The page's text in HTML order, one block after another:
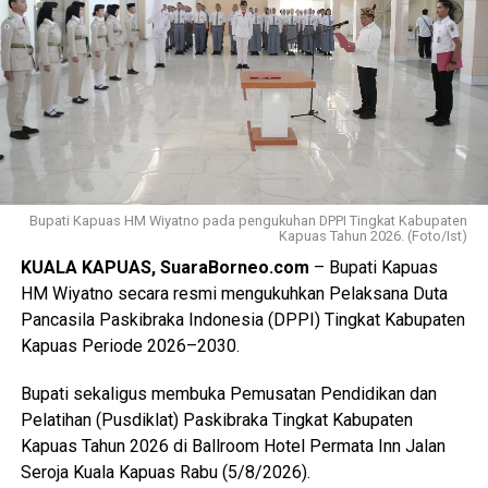
Ia menyebutkan ada sebanyak 47 anggota kontingen yang
terdiri dari peserta, pembina, dan pendamping
diberangkatkan menuju Bumi Perkemahan dan Graha
Wisata (Buperta) Cibubur Jakarta, untuk mengikuti agenda
Jamnas pada 13–23 Agustus 2026.
“Mereka akan bergabung dengan Pramuka Penggalang se-
Indonesia menurut informasi juga hadir Pramuka se-Asia
Tenggara. Ini merupakan hal positif bagi perkembangan
anak-anak terutama duta Pramuka Kabupaten Kapuas,”
ujarnya. (Ujg/SB)
Views: 9
Bagikan ke
WhatsApp 0 Facebook 0
Messenger 0 Twitter/X
Bupati Kapuas HM Wiyatno pada pengukuhan DPPI Tingkat Kabupaten
Kapuas Tahun 2026. (Foto/Ist)
KUALA KAPUAS, SuaraBorneo.com – Bupati Kapuas
HM Wiyatno secara resmi mengukuhkan Pelaksana Duta
Pancasila Paskibraka Indonesia (DPPI) Tingkat Kabupaten
Kapuas Periode 2026–2030.
Bupati sekaligus membuka Pemusatan Pendidikan dan
Pelatihan (Pusdiklat) Paskibraka Tingkat Kabupaten
Kapuas Tahun 2026 di Ballroom Hotel Permata Inn Jalan
Seroja Kuala Kapuas Rabu (5/8/2026).